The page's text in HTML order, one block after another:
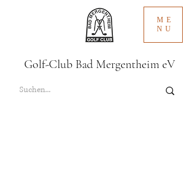
ME
NU
Golf-Club Bad Mergentheim eV